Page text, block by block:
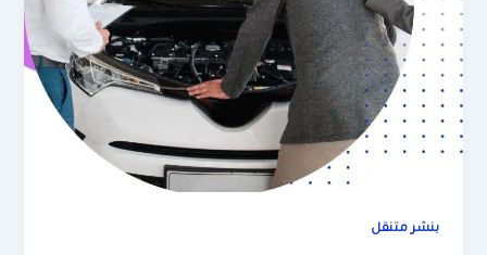
بنشر متنقل